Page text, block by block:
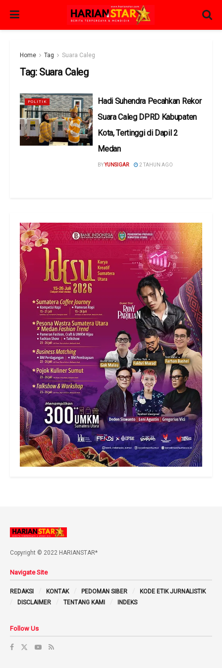
Home Tag Suara Caleg
Tag: Suara Caleg
POLITIK
Hadi Suhendra Pecahkan Rekor
Suara Caleg DPRD Kabupaten
Kota, Tertinggi di Dapil 2
Medan
BYYUNSIGAR 2 TAHUN AGO
Copyright © 2022 HARIANSTAR*
Navigate Site
REDAKSI KONTAK PEDOMAN SIBER
KODE ETIK JURNALISTIK
DISCLAIMER
TENTANG KAMI INDEKS
Follow Us